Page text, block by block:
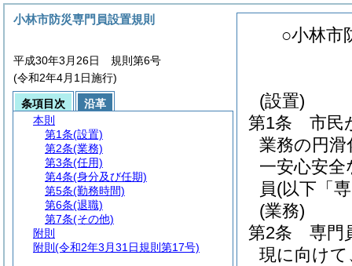
○小林市
(設置)
第1条
市民
業務の円
一安心安
員(以下「
(業務)
第2条
専門
現に向け
小林市防災専門員設置規則
平成30年3月26日 規則第6号
(令和2年4月1日施行)
条項目次
沿革
本則
第1条(設置)
第2条(業務)
第3条(任用)
第4条(身分及び任期)
第5条(勤務時間)
第6条(退職)
第7条(その他)
附則
附則 (令和2年3月31日規則第17号)